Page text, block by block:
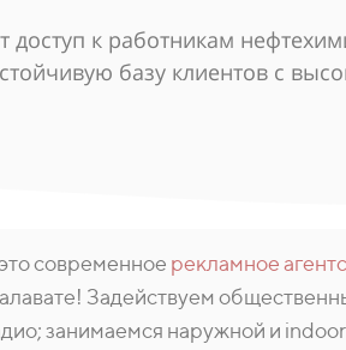
доступ к работникам
базу клиентов с
современное рекламное
Задействуем
занимаемся наружной и indoor